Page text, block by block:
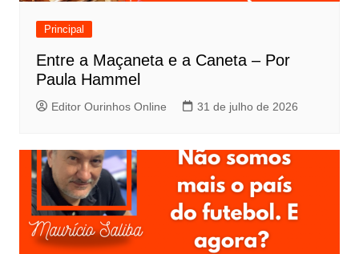
Principal
Entre a Maçaneta e a Caneta – Por
Paula Hammel
Editor Ourinhos Online 31 de julho de 2026